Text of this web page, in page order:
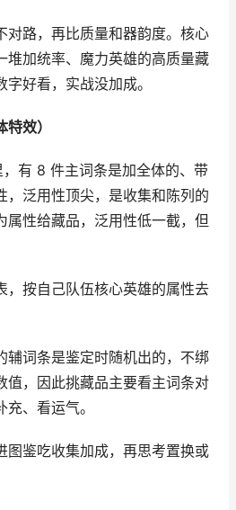
对路，再比质量和器韵度。核心
堆加统率、魔力英雄的高质量藏
好看，实战没加成。
效）
有 8 件主词条是加全体的、带
，泛用性顶尖，是收集和陈列的
属性给藏品，泛用性低一截，但
，按自己队伍核心英雄的属性去
辅词条是鉴定时随机出的，不绑
值，因此挑藏品主要看主词条对
、看运气。
图鉴吃收集加成，再思考置换或